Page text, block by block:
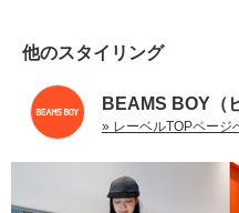
他のスタイリング
BEAMS BOY（
» レーベルTOPページ